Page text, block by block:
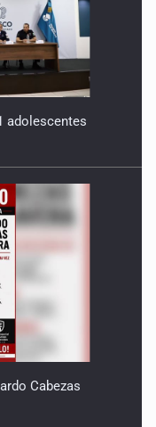
adolescentes
Cabezas